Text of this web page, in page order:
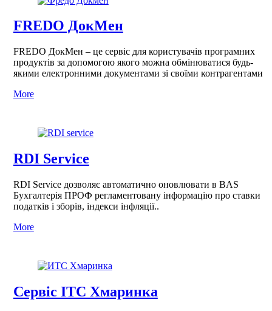
FREDO ДокМен
FREDO ДокМен – це сервіс для користувачів програмних
продуктів за допомогою якого можна обмінюватися будь-
якими електронними документами зі своїми контрагентами
More
RDI Service
RDI Service дозволяє автоматично оновлювати в BAS
Бухгалтерія ПРОФ регламентовану інформацію про ставки
податків і зборів, індекси інфляції..
More
Сервіс ІТС Хмаринка